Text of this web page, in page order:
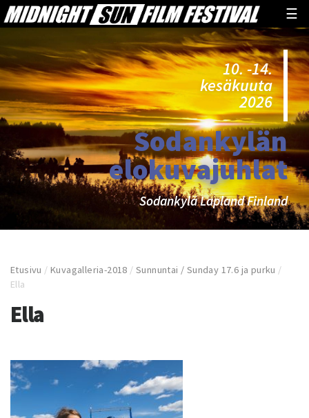
☰
10. -14.
kesäkuuta
2026
Sodankylän
elokuvajuhlat
Sodankylä Lapland Finland
Etusivu /Kuvagalleria-2018 /Sunnuntai / Sunday 17.6 ja purku /
Ella
Ella